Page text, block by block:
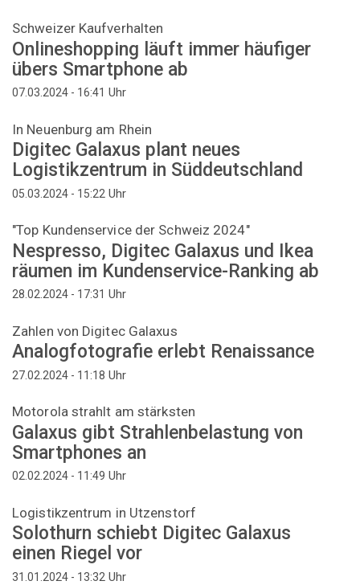
Schweizer Kaufverhalten
Onlineshopping läuft immer häufiger
übers Smartphone ab
07.03.2024 - 16:41 Uhr
In Neuenburg am Rhein
Digitec Galaxus plant neues
Logistikzentrum in Süddeutschland
05.03.2024 - 15:22 Uhr
"Top Kundenservice der Schweiz 2024"
Nespresso, Digitec Galaxus und Ikea
räumen im Kundenservice-Ranking ab
28.02.2024 - 17:31 Uhr
Zahlen von Digitec Galaxus
Analogfotografie erlebt Renaissance
27.02.2024 - 11:18 Uhr
Motorola strahlt am stärksten
Galaxus gibt Strahlenbelastung von
Smartphones an
02.02.2024 - 11:49 Uhr
Logistikzentrum in Utzenstorf
Solothurn schiebt Digitec Galaxus
einen Riegel vor
31.01.2024 - 13:32 Uhr